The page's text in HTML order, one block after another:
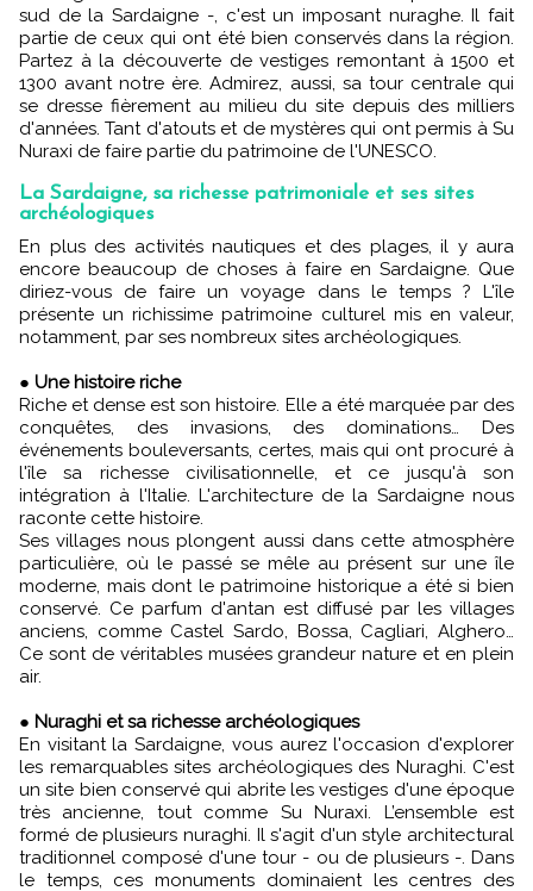
sud de la Sardaigne -, c'est un imposant nuraghe. Il fait
partie de ceux qui ont été bien conservés dans la région.
Partez à la découverte de vestiges remontant à 1500 et
1300 avant notre ère.Admirez, aussi, sa tour centrale qui
se dresse fièrement au milieu du site depuis des milliers
d'années. Tant d'atouts et de mystères qui ont permis à Su
Nuraxi de faire partie du patrimoine de l'UNESCO.
La Sardaigne, sa richesse patrimoniale et ses sites
archéologiques
En plus des activités nautiques et des plages, il y aura
encore beaucoup de choses à faire en Sardaigne. Que
diriez-vous de faire un voyage dans le temps ? L'île
présente un richissime patrimoine culturel mis en valeur,
notamment, par ses nombreux sites archéologiques.
● Une histoire riche
Riche et dense est son histoire. Elle a été marquée par des
conquêtes, des invasions, des dominations… Des
événements bouleversants, certes, mais qui ont procuré à
l'île sa richesse civilisationnelle, et ce jusqu'à son
intégration à l'Italie. L'architecture de la Sardaigne nous
raconte cette histoire.
Ses villages nous plongent aussi dans cette atmosphère
particulière, où le passé se mêle au présent sur une île
moderne, mais dont le patrimoine historique a été si bien
conservé. Ce parfum d'antan est diffusé par les villages
anciens, comme Castel Sardo, Bossa, Cagliari, Alghero…
Ce sont de véritables musées grandeur nature et en plein
air.
● Nuraghi et sa richesse archéologiques
En visitant la Sardaigne, vous aurez l'occasion d'explorer
les remarquables sites archéologiques des Nuraghi. C'est
un site bien conservé qui abrite les vestiges d'une époque
très ancienne, tout comme Su Nuraxi. L’ensemble est
formé de plusieurs nuraghi. Il s'agit d'un style architectural
traditionnel composé d'une tour - ou de plusieurs -. Dans
le temps, ces monuments dominaient les centres des